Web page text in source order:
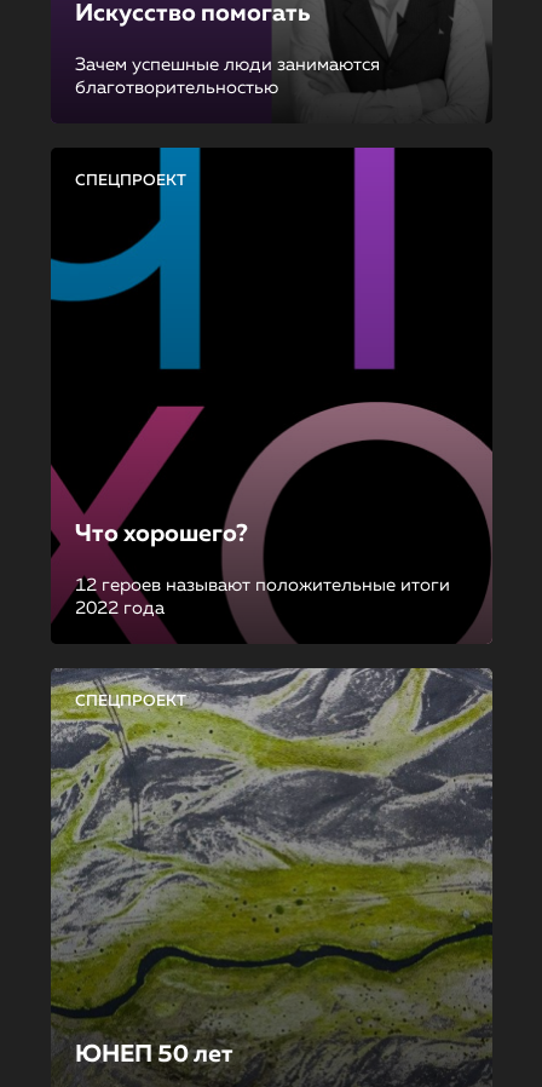
Искусство помогать
Зачем успешные люди занимаются
благотворительностью
СПЕЦПРОЕКТ
Что хорошего?
12 героев называют положительные итоги
2022 года
СПЕЦПРОЕКТ
ЮНЕП 50 лет